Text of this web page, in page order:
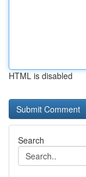
HTML is disabled
Search